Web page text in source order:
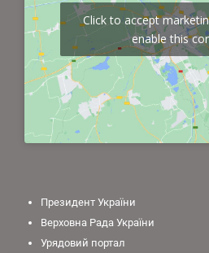
Click to accept
enable this
Президент України
Верховна Рада України
Урядовий портал